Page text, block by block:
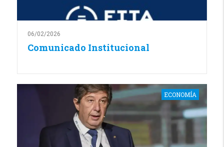
06/02/2026
Comunicado Institucional
ECONOMÍA